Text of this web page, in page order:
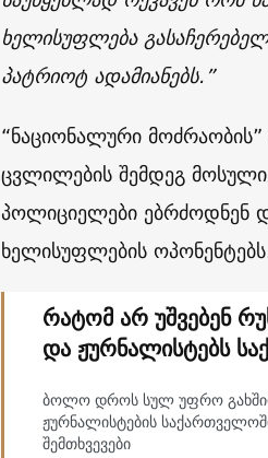
ხელისუფლება
პატრიოტ ადამიანებს.”
“ნაციონალური
ცვლილების შემდეგ
პოლიციელები ებრძოდნენ
ხელისუფლების
რატომ არ უშვებენ
და ჟურნალისტებს
ბოლო დროს სულ უფრო
ჟურნალისტების
შემთხვევები